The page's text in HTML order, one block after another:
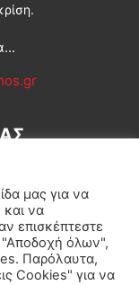
Κοινωνία
μας για να
και να
επισκέπτεστε
"Αποδοχή όλων",
Παρόλαυτα,
Cookies" για να